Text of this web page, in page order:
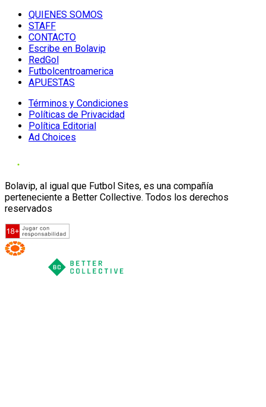
QUIENES SOMOS
STAFF
CONTACTO
Escribe en Bolavip
RedGol
Futbolcentroamerica
APUESTAS
Términos y Condiciones
Políticas de Privacidad
Política Editorial
Ad Choices
Bolavip, al igual que Futbol Sites, es una compañía
perteneciente a Better Collective. Todos los derechos
reservados